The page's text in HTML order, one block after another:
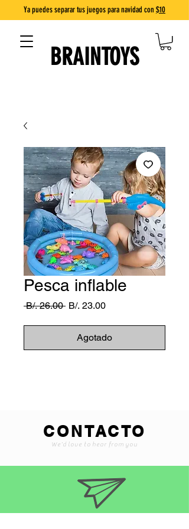
Ya puedes separar tus juegos para navidad con $10
BRAINTOYS
Pesca inflable
B/. 26.00 Precio
B/. 23.00Precio
oferta
Agotado
CONTACTO
We'd love to hear from you